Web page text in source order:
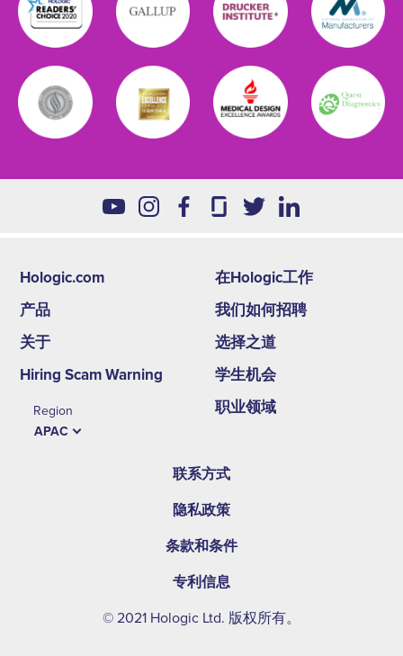
Hologic.com
产品
关于
Hiring Scam Warning
Region
APAC
Footer
second
menu
-
APAC
在Hologic工作
我们如何招聘
选择之道
学生机会
职业领域
联系方式
隐私政策
条款和条件
专利信息
© 2021 Hologic Ltd. 版权所有。